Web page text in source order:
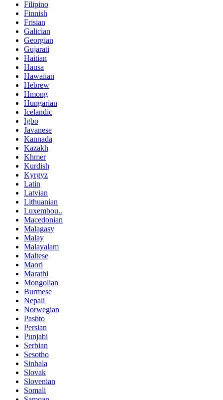
Filipino
Finnish
Frisian
Galician
Georgian
Gujarati
Haitian
Hausa
Hawaiian
Hebrew
Hmong
Hungarian
Icelandic
Igbo
Javanese
Kannada
Kazakh
Khmer
Kurdish
Kyrgyz
Latin
Latvian
Lithuanian
Luxembou..
Macedonian
Malagasy
Malay
Malayalam
Maltese
Maori
Marathi
Mongolian
Burmese
Nepali
Norwegian
Pashto
Persian
Punjabi
Serbian
Sesotho
Sinhala
Slovak
Slovenian
Somali